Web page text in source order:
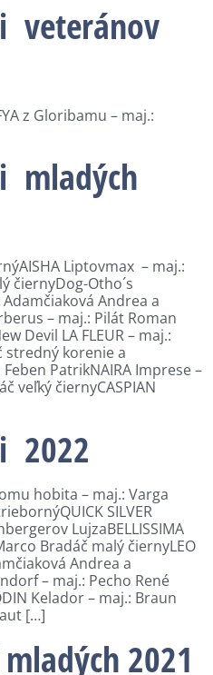
veteránov
z Gloribamu – maj.:
mladých
Liptovmax – maj.:
čiernyDog-Otho´s
Adamčiaková Andrea a
– maj.: Pilát Roman
Devil LA FLEUR – maj.:
stredný korenie a
PatrikNAIRA Imprese –
veľký čiernyCASPIAN
2022
hobita – maj.: Varga
SILVER
LujzaBELLISSIMA
Bradáč malý čiernyLEO
Andrea a
– maj.: Pecho René
Kelador – maj.: Braun
[…]
2021